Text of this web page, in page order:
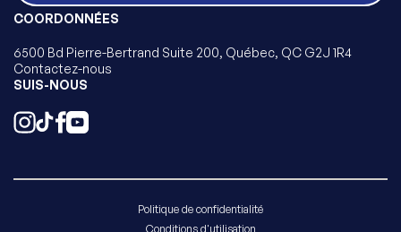
COORDONNÉES
6500 Bd Pierre-Bertrand Suite 200, Québec, QC G2J 1R4
Contactez-nous
SUIS-NOUS
Politique de confidentialité
Conditions d'utilisation